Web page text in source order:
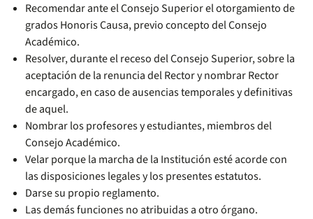
Recomendar ante el Consejo Superior el otorgamiento de
grados Honoris Causa, previo concepto del Consejo
Académico.
Resolver, durante el receso del Consejo Superior, sobre la
aceptación de la renuncia del Rector y nombrar Rector
encargado, en caso de ausencias temporales y definitivas
de aquel.
Nombrar los profesores y estudiantes, miembros del
Consejo Académico.
Velar porque la marcha de la Institución esté acorde con
las disposiciones legales y los presentes estatutos.
Darse su propio reglamento.
Las demás funciones no atribuidas a otro órgano.